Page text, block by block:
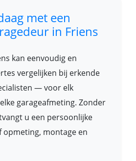
met een
in Friens
kan eenvoudig en
vergelijken bij erkende
— voor elk
garageafmeting. Zonder
u een persoonlijke
opmeting, montage en